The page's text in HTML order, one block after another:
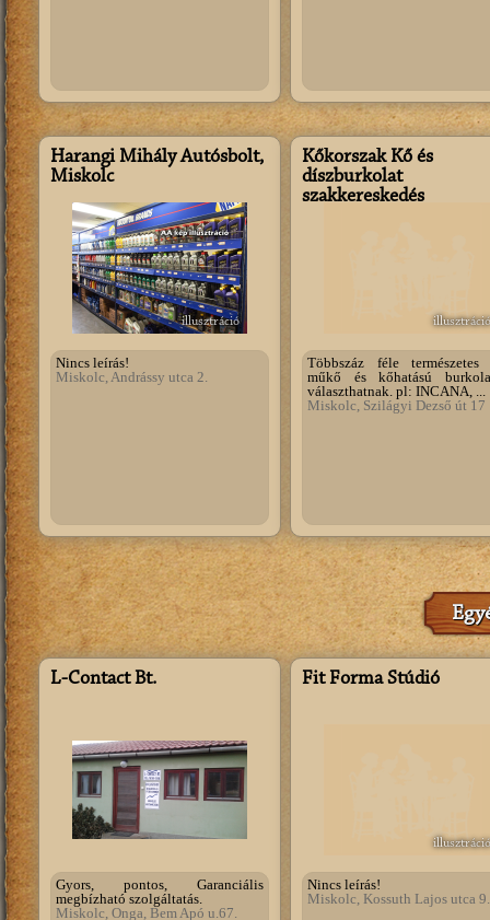
Harangi Mihály Autósbolt,
Miskolc
illusztráció
Nincs leírás!
Miskolc, Andrássy utca 2.
Kőkorszak Kő és
díszburkolat
szakkereskedés
illusztráció
Többszáz féle természetes
műkő és kőhatású
választhatnak. pl: INCANA, ...
Miskolc, Szilágyi Dezső út 17
L-Contact Bt.
Gyors, pontos, Garanciális
megbízható szolgáltatás.
Miskolc, Onga, Bem Apó u.67.
Fit Forma Stúdió
illusztráció
Nincs leírás!
Miskolc, Kossuth Lajos utca 9.